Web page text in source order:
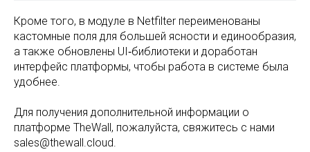
Кроме того, в модуле в Netfilter переименованы
кастомные поля для большей ясности и единообразия,
а также обновлены UI‑библиотеки и доработан
интерфейс платформы, чтобы работа в системе была
удобнее.
Для получения дополнительной информации о
платформе TheWall, пожалуйста, свяжитесь с нами
sales@thewall.cloud.